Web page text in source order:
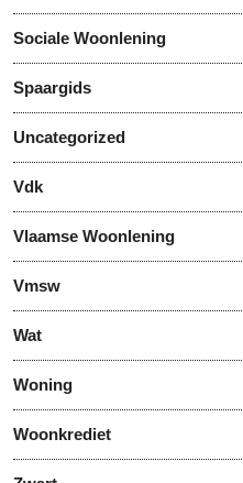
Sociale Woonlening
Spaargids
Uncategorized
Vdk
Vlaamse Woonlening
Vmsw
Wat
Woning
Woonkrediet